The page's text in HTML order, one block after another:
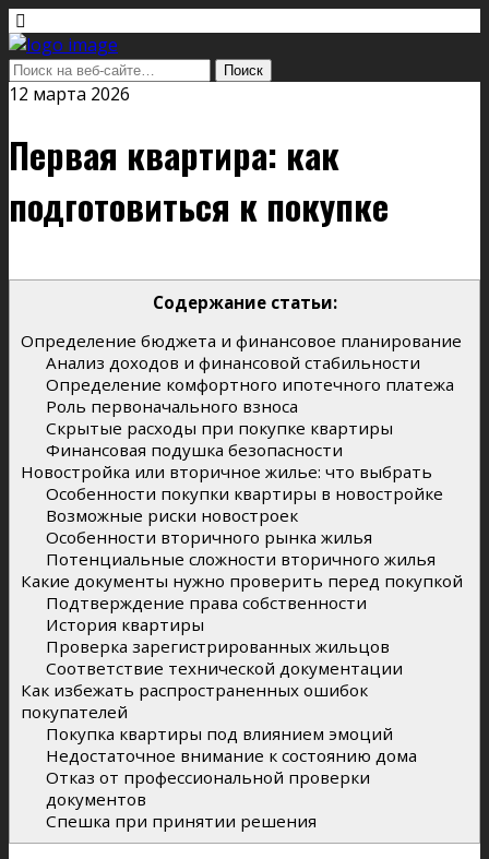
12 марта 2026
Первая квартира: как
подготовиться к покупке
Содержание статьи:
Определение бюджета и финансовое планирование
Анализ доходов и финансовой стабильности
Определение комфортного ипотечного платежа
Роль первоначального взноса
Скрытые расходы при покупке квартиры
Финансовая подушка безопасности
Новостройка или вторичное жилье: что выбрать
Особенности покупки квартиры в новостройке
Возможные риски новостроек
Особенности вторичного рынка жилья
Потенциальные сложности вторичного жилья
Какие документы нужно проверить перед покупкой
Подтверждение права собственности
История квартиры
Проверка зарегистрированных жильцов
Соответствие технической документации
Как избежать распространенных ошибок
покупателей
Покупка квартиры под влиянием эмоций
Недостаточное внимание к состоянию дома
Отказ от профессиональной проверки
документов
Спешка при принятии решения